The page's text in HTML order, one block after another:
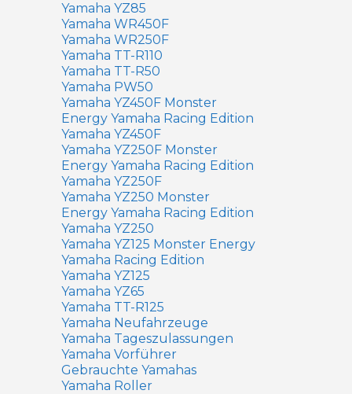
Yamaha YZ85
Yamaha WR450F
Yamaha WR250F
Yamaha TT-R110
Yamaha TT-R50
Yamaha PW50
Yamaha YZ450F Monster
Energy Yamaha Racing Edition
Yamaha YZ450F
Yamaha YZ250F Monster
Energy Yamaha Racing Edition
Yamaha YZ250F
Yamaha YZ250 Monster
Energy Yamaha Racing Edition
Yamaha YZ250
Yamaha YZ125 Monster Energy
Yamaha Racing Edition
Yamaha YZ125
Yamaha YZ65
Yamaha TT-R125
Yamaha Neufahrzeuge
Yamaha Tageszulassungen
Yamaha Vorführer
Gebrauchte Yamahas
Yamaha Roller